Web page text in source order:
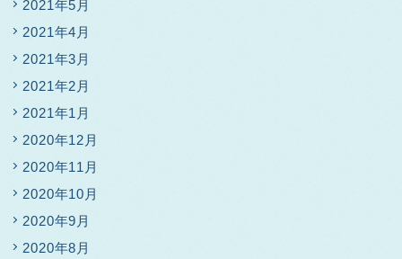
2021年5月
2021年4月
2021年3月
2021年2月
2021年1月
2020年12月
2020年11月
2020年10月
2020年9月
2020年8月